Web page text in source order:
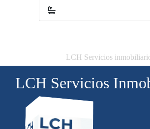
LCH Servicios
LCH Servicios